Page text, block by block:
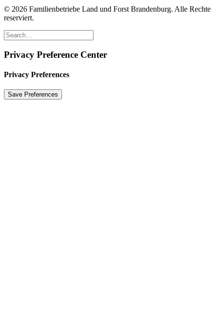
© 2026 Familienbetriebe Land und Forst Brandenburg. Alle Rechte
reserviert.
Privacy Preference Center
Privacy Preferences